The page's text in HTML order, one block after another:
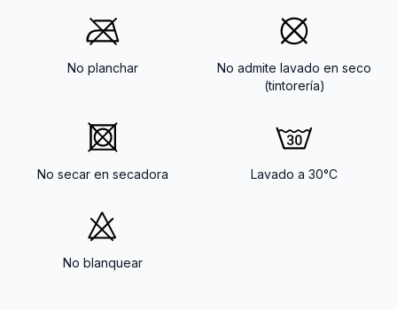
No planchar
No admite lavado en seco
(tintorería)
No secar en secadora Lavado a 30°C
No blanquear